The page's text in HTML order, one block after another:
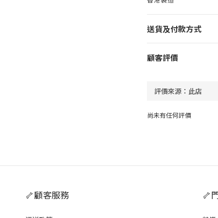
送貨及付款方式
顧客評價
尚未有任何評價
🦴顧客服務 🦴